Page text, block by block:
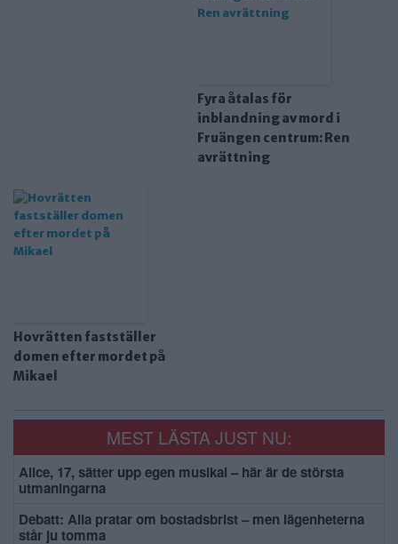
Fyra åtalas för
inblandning av mord i
Fruängen centrum: Ren
avrättning
Hovrätten fastställer
domen efter mordet på
Mikael
MEST LÄSTA JUST NU:
Alice, 17, sätter upp egen musikal – här är de största
utmaningarna
Debatt: Alla pratar om bostadsbrist – men lägenheterna
står ju tomma